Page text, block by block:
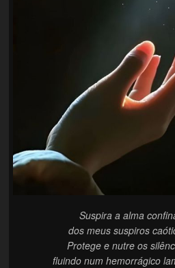
Suspira a alma
dos meus suspiros
Protege e nutre os
fluindo num hemorrágico